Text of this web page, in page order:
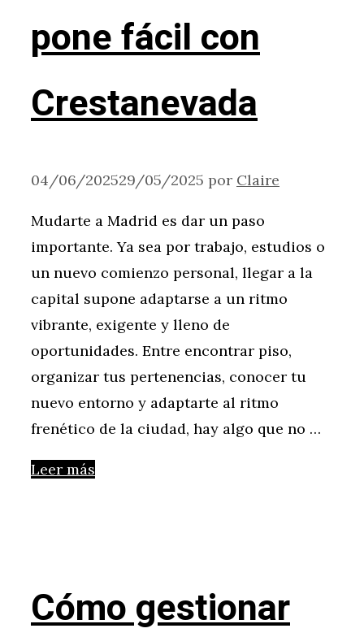
pone fácil con
Crestanevada
04/06/202529/05/2025 por Claire
Mudarte a Madrid es dar un paso
importante. Ya sea por trabajo, estudios o
un nuevo comienzo personal, llegar a la
capital supone adaptarse a un ritmo
vibrante, exigente y lleno de
oportunidades. Entre encontrar piso,
organizar tus pertenencias, conocer tu
nuevo entorno y adaptarte al ritmo
frenético de la ciudad, hay algo que no …
Leer más
Cómo gestionar